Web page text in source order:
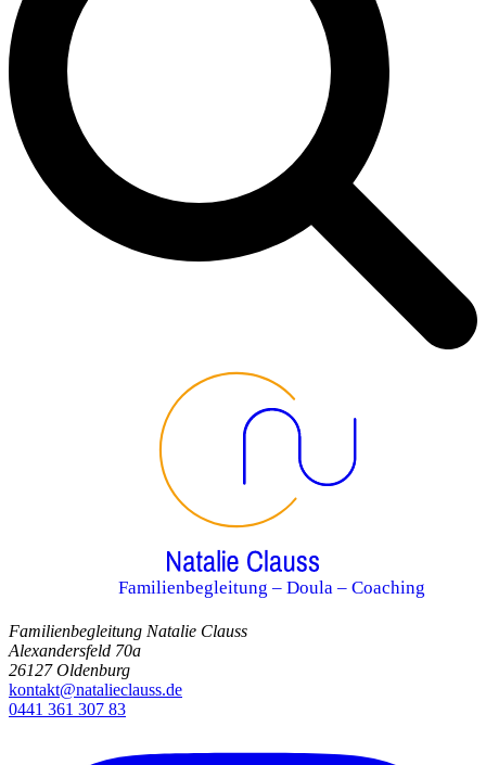
Familienbegleitung – Doula – Coaching
Familienbegleitung Natalie Clauss
Alexandersfeld 70a
26127 Oldenburg
kontakt@natalieclauss.de
0441 361 307 83